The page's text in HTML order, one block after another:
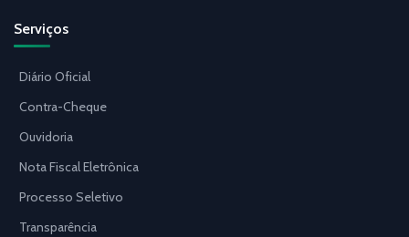
Serviços
Diário Oficial
Contra-Cheque
Ouvidoria
Nota Fiscal Eletrônica
Processo Seletivo
Transparência